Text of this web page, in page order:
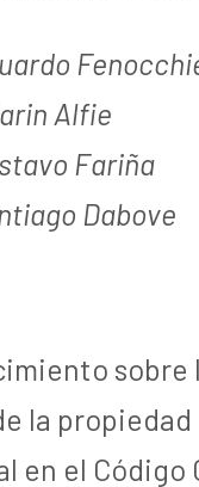
Alfie
Fariña
Dabove
sobre
la propiedad
en el Código